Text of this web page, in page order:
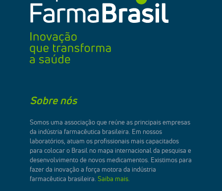
Sobre nós
Somos uma associação que reúne as principais empresas
da indústria farmacêutica brasileira. Em nossos
laboratórios, atuam os profissionais mais capacitados
para colocar o Brasil no mapa internacional da pesquisa e
desenvolvimento de novos medicamentos. Existimos para
fazer da inovação a força motora da indústria
farmacêutica brasileira. Saiba mais.